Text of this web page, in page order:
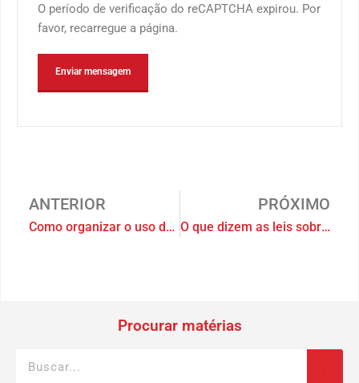
O período de verificação do reCAPTCHA expirou. Por
favor, recarregue a página.
ANTERIOR
Como organizar o uso das áreas comuns do condomínio
PRÓXIMO
O que dizem as leis sobre o uso de vagas de garagem em condomínios
Procurar matérias